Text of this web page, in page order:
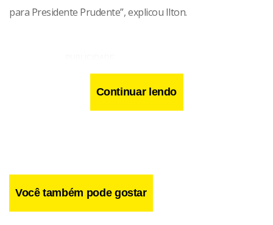
para Presidente Prudente”, explicou Ilton.
Continuar lendo
Você também pode gostar